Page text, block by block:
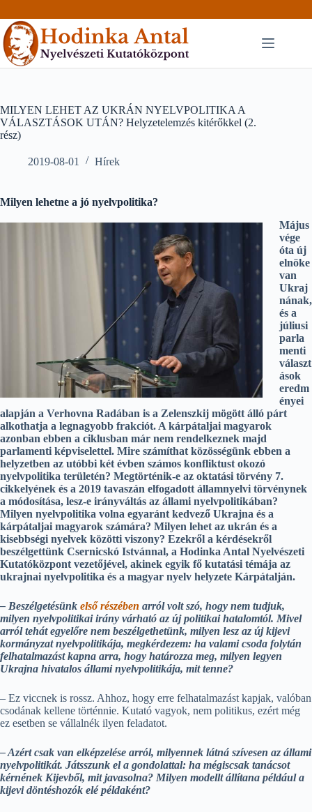
to
content
MILYEN LEHET AZ UKRÁN NYELVPOLITIKA A
VÁLASZTÁSOK UTÁN? Helyzetelemzés kitérőkkel (2.
rész)
2019-08-01 Hírek
Milyen lehetne a jó nyelvpolitika?
Május
vége
óta új
elnöke
van
Ukraj
nának,
és a
júliusi
parla
menti
választ
ások
eredm
ényei
alapján a Verhovna Radában is a Zelenszkij mögött álló párt
alkothatja a legnagyobb frakciót. A kárpátaljai magyarok
azonban ebben a ciklusban már nem rendelkeznek majd
parlamenti képviselettel. Mire számíthat közösségünk ebben a
helyzetben az utóbbi két évben számos konfliktust okozó
nyelvpolitika területén? Megtörténik-e az oktatási törvény 7.
cikkelyének és a 2019 tavaszán elfogadott államnyelvi törvénynek
a módosítása, lesz-e irányváltás az állami nyelvpolitikában?
Milyen nyelvpolitika volna egyaránt kedvező Ukrajna és a
kárpátaljai magyarok számára? Milyen lehet az ukrán és a
kisebbségi nyelvek közötti viszony? Ezekről a kérdésekről
beszélgettünk Csernicskó Istvánnal, a Hodinka Antal Nyelvészeti
Kutatóközpont vezetőjével, akinek egyik fő kutatási témája az
ukrajnai nyelvpolitika és a magyar nyelv helyzete Kárpátalján.
– Beszélgetésünk első részében arról volt szó, hogy nem tudjuk,
milyen nyelvpolitikai irány várható az új politikai hatalomtól. Mivel
arról tehát egyelőre nem beszélgethetünk, milyen lesz az új kijevi
kormányzat nyelvpolitikája, megkérdezem: ha valami csoda folytán
felhatalmazást kapna arra, hogy határozza meg, milyen legyen
Ukrajna hivatalos állami nyelvpolitikája, mit tenne?
– Ez viccnek is rossz. Ahhoz, hogy erre felhatalmazást kapjak, valóban
csodának kellene történnie. Kutató vagyok, nem politikus, ezért még
ez esetben se vállalnék ilyen feladatot.
– Azért csak van elképzelése arról, milyennek látná szívesen az állami
nyelvpolitikát. Játsszunk el a gondolattal: ha mégiscsak tanácsot
kérnének Kijevből, mit javasolna? Milyen modellt állítana például a
kijevi döntéshozók elé példaként?